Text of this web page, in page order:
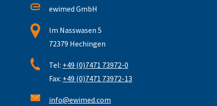
ewimed GmbH
Im Nasswasen 5
72379 Hechingen
Tel: +49 (0)7471 73972-0
Fax: +49 (0)7471 73972-13
info@ewimed.com